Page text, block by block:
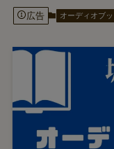
広告 オーディオブッ